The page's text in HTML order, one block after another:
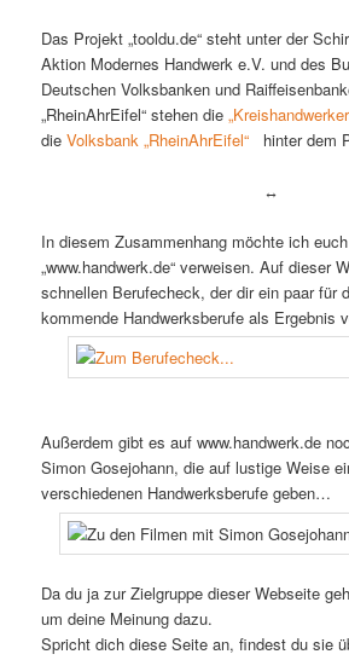
Das Projekt „tooldu.de“ steht unter der
Aktion Modernes Handwerk e.V. und des
Deutschen Volksbanken und
„RheinAhrEifel“ stehen die
dieVolksbank „RheinAhrEifel“ hinter dem
↔
In diesem Zusammenhang möchte ich
„www.handwerk.de“ verweisen. Auf dieser
schnellen Berufecheck, der dir ein paar für
kommende Handwerksberufe als Ergebnis
Außerdem gibt es auf www.handwerk.de
Simon Gosejohann, die auf lustige Weise
verschiedenen Handwerksberufe geben…
Da du ja zur Zielgruppe dieser Webseite
um deine Meinung dazu.
Spricht dich diese Seite an, findest du sie